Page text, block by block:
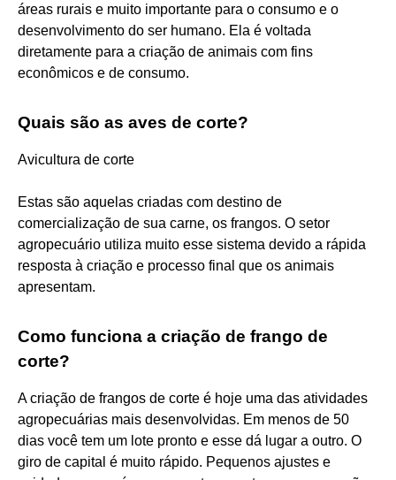
áreas rurais e muito importante para o consumo e o
desenvolvimento do ser humano. Ela é voltada
diretamente para a criação de animais com fins
econômicos e de consumo.
Quais são as aves de corte?
Avicultura de corte
Estas são aquelas criadas com destino de
comercialização de sua carne, os frangos. O setor
agropecuário utiliza muito esse sistema devido a rápida
resposta à criação e processo final que os animais
apresentam.
Como funciona a criação de frango de
corte?
A criação de frangos de corte é hoje uma das atividades
agropecuárias mais desenvolvidas. Em menos de 50
dias você tem um lote pronto e esse dá lugar a outro. O
giro de capital é muito rápido. Pequenos ajustes e